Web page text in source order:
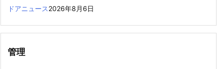
ドアニュース2026年8月6日
管理